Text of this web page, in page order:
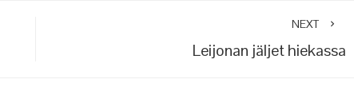
NEXT
Leijonan jäljet hiekassa